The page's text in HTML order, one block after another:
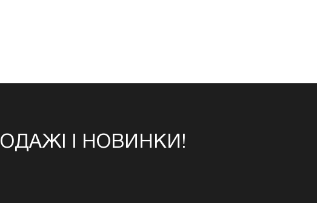
І НОВИНКИ!